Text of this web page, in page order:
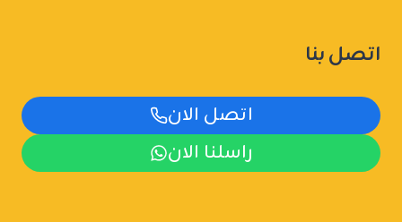
اتصل بنا
اتصل الان
راسلنا الان